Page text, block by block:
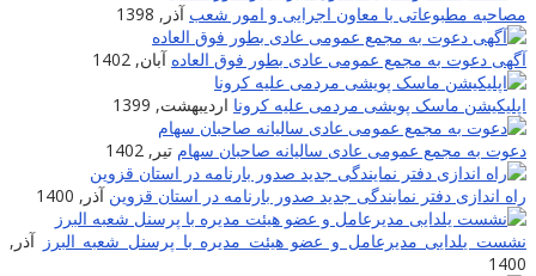
مصاحبه مطبوعاتی با معاون اجرایی و امور شعب آذر, 1398
آگهی دعوت به مجمع عمومی عادی بطور فوق العاده آبان, 1402
اپلیکیشن ماسک پویشی مردمی علیه کرونا اردیبهشت, 1399
دعوت به مجمع عمومی عادی سالیانه صاحبان سهام تیر, 1402
راه اندازی دفتر نمایندگی جدید صدور بارنامه در استان قزوین آذر, 1400
نشست یلدایی مدیرعامل و عضو هیئت مدیره با پرسنل شعبه البرز آذر,
1400